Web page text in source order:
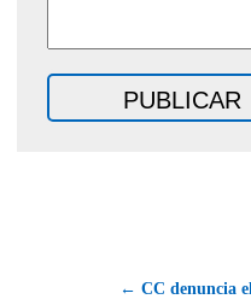
← CC denuncia el